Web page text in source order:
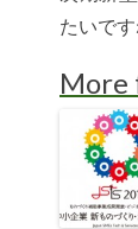
たいです
More